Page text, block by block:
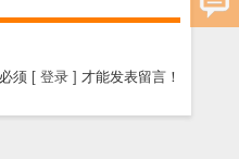
须 [ 登录 ] 才能发表留言！